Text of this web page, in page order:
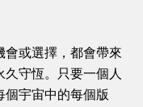
會或選擇，都會帶來
守恆。只要一個人
個宇宙中的每個版